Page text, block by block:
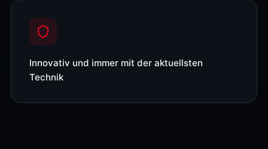
Innovativ und immer mit der aktuellsten
Technik